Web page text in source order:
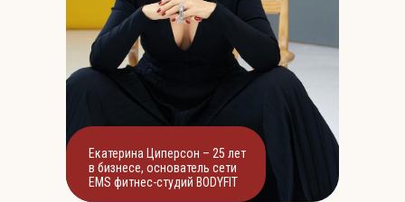
Екатерина Циперсон – 25 лет
в бизнесе, основатель сети
EMS фитнес-студий BODYFIT